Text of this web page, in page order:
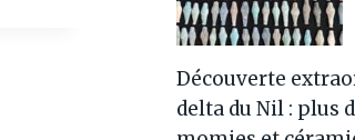
ParJérémy 29 mai 2024
Découverte
delta du Nil : plus